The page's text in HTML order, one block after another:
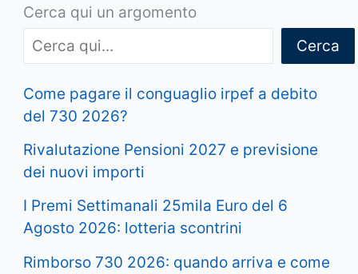
Cerca qui un argomento
Cerca
Come pagare il conguaglio irpef a debito
del 730 2026?
Rivalutazione Pensioni 2027 e previsione
dei nuovi importi
I Premi Settimanali 25mila Euro del 6
Agosto 2026: lotteria scontrini
Rimborso 730 2026: quando arriva e come